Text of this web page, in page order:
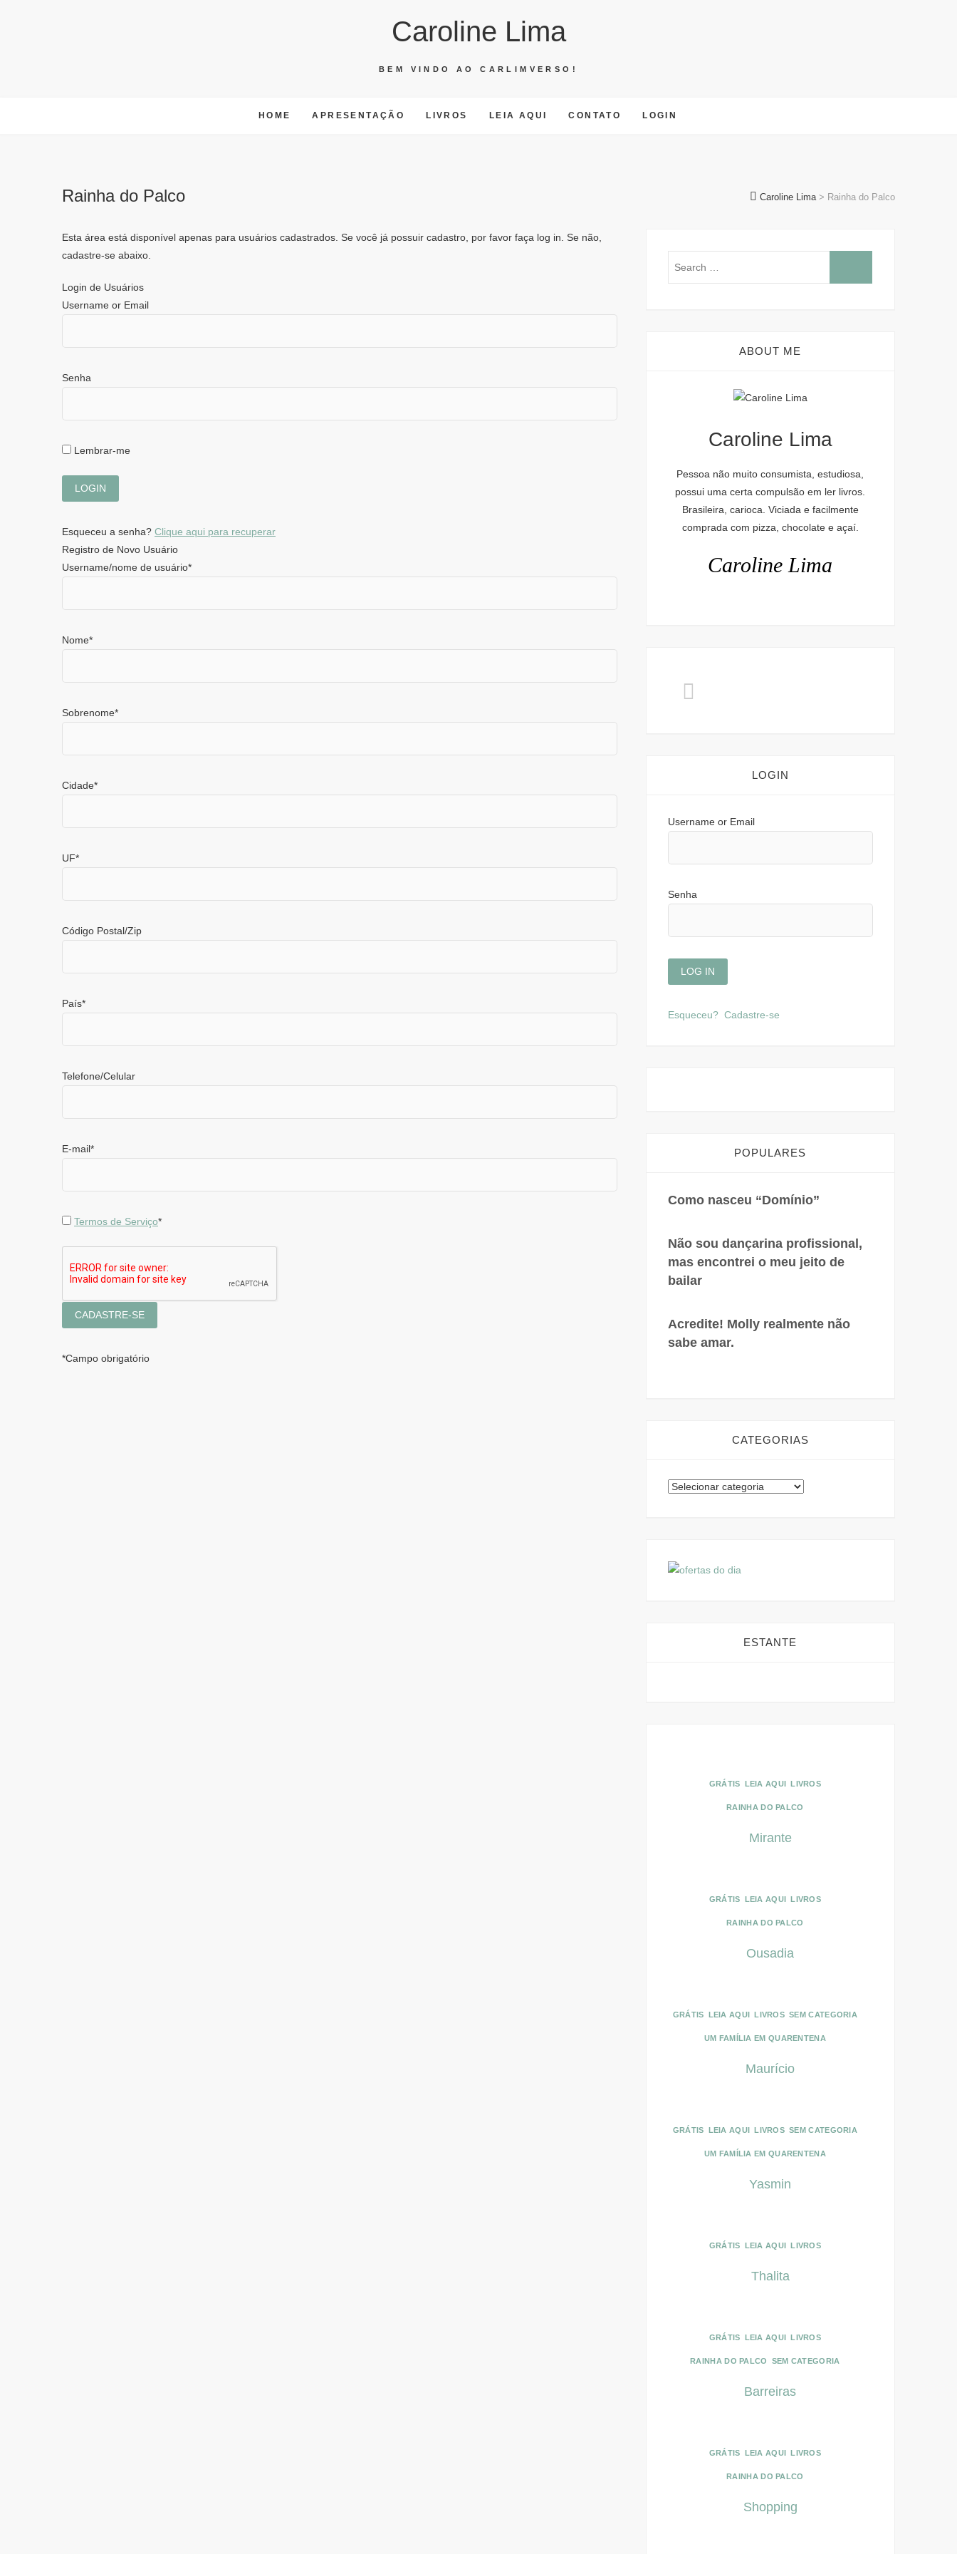
Caroline Lima
BEM VINDO AO CARLIMVERSO!
HOME APRESENTAÇÃO LIVROS LEIA AQUI CONTATO LOGIN
Rainha do Palco Caroline Lima> Rainha do Palco
Esta área está disponível apenas para usuários cadastrados. Se você já possuir cadastro, por favor faça log in. Se não,
cadastre-se abaixo.
Login de Usuários
Username or Email
Senha
Lembrar-me
Esqueceu a senha? Clique aqui para recuperar
Registro de Novo Usuário
Username/nome de usuário*
Nome*
Sobrenome*
Cidade*
UF*
Código Postal/Zip
País*
Telefone/Celular
E-mail*
Termos de Serviço*
*Campo obrigatório
ABOUT ME
Caroline Lima
Pessoa não muito consumista, estudiosa,
possui uma certa compulsão em ler livros.
Brasileira, carioca. Viciada e facilmente
comprada com pizza, chocolate e açaí.
Caroline Lima
LOGIN
Username or Email
Senha
Esqueceu? Cadastre-se
POPULARES
Como nasceu “Domínio”
Não sou dançarina profissional,
mas encontrei o meu jeito de
bailar
Acredite! Molly realmente não
sabe amar.
CATEGORIAS
Categorias
ESTANTE
GRÁTIS LEIA AQUI LIVROS
RAINHA DO PALCO
Mirante
GRÁTIS LEIA AQUI LIVROS
RAINHA DO PALCO
Ousadia
GRÁTIS LEIA AQUI LIVROS SEM CATEGORIA
UM FAMÍLIA EM QUARENTENA
Maurício
GRÁTIS LEIA AQUI LIVROS SEM CATEGORIA
UM FAMÍLIA EM QUARENTENA
Yasmin
GRÁTIS LEIA AQUI LIVROS
Thalita
GRÁTIS LEIA AQUI LIVROS
RAINHA DO PALCO SEM CATEGORIA
Barreiras
GRÁTIS LEIA AQUI LIVROS
RAINHA DO PALCO
Shopping